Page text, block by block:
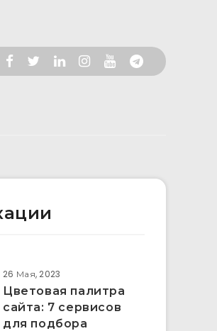
26 Мая, 2023
Цветовая палитра
сайта: 7 сервисов
для подбора